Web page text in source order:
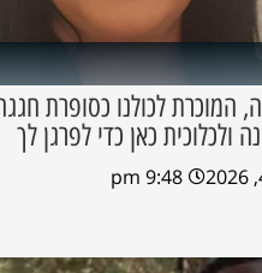
המוכרת לכולנו כסופרת
ולכלוכית כאן כדי לפרגן לך
9:48 pm